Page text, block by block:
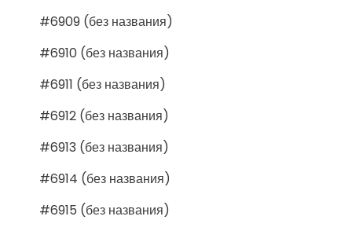
#6909 (без названия)
#6910 (без названия)
#6911 (без названия)
#6912 (без названия)
#6913 (без названия)
#6914 (без названия)
#6915 (без названия)